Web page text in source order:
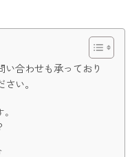
合わせも承っており
い。